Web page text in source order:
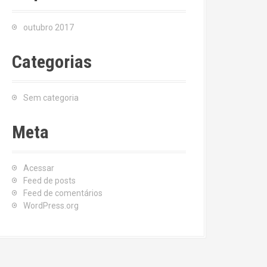
outubro 2017
Categorias
Sem categoria
Meta
Acessar
Feed de posts
Feed de comentários
WordPress.org